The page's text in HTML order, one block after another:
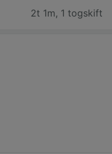
2t 1m, 1 togskift